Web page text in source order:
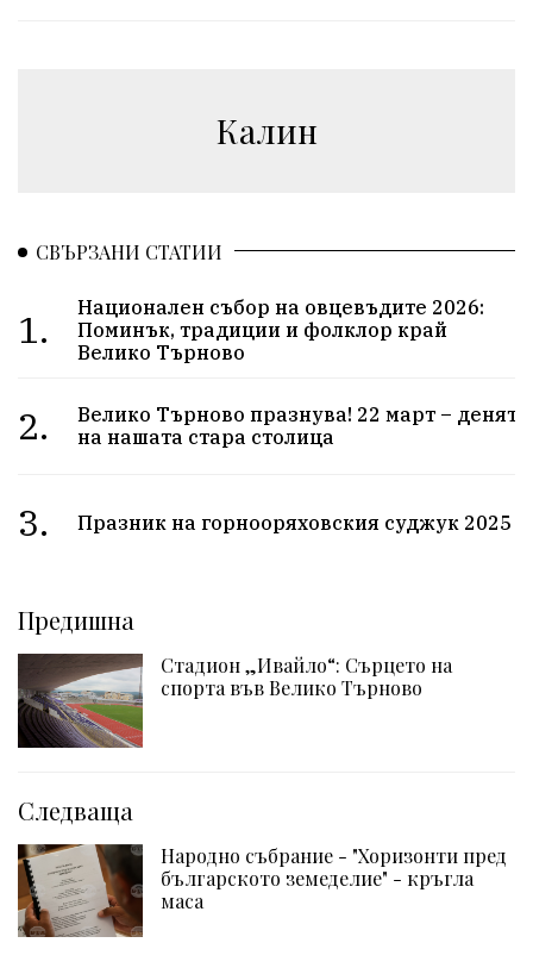
Калин
СВЪРЗАНИ СТАТИИ
1.
Национален събор на овцевъдите 2026:
Поминък, традиции и фолклор край
Велико Търново
2.
Велико Търново празнува! 22 март – денят
на нашата стара столица
3. Празник на горнооряховския суджук 2025
Предишна
Стадион „Ивайло“: Сърцето на
спорта във Велико Търново
Следваща
Народно събрание - "Хоризонти пред
българското земеделие" - кръгла
маса